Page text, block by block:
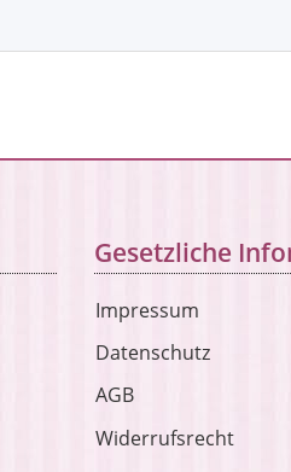
Gesetzliche
Impressum
Datenschutz
AGB
Widerrufsrecht